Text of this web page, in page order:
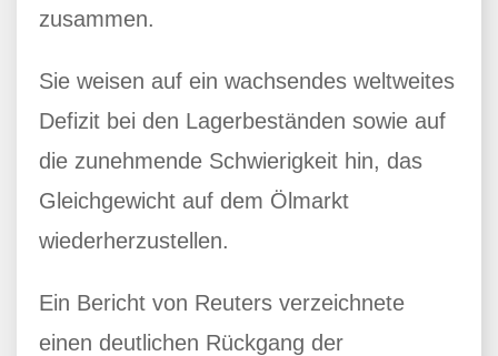
zusammen.
Sie weisen auf ein wachsendes weltweites
Defizit bei den Lagerbeständen sowie auf
die zunehmende Schwierigkeit hin, das
Gleichgewicht auf dem Ölmarkt
wiederherzustellen.
Ein Bericht von Reuters verzeichnete
einen deutlichen Rückgang der